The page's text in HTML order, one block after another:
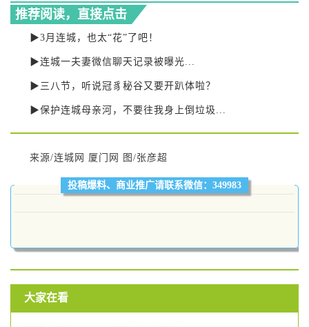
推荐阅读，直接点击
▶3月连城，也太“花”了吧！
▶连城一夫妻微信聊天记录被曝光...
▶三八节，听说冠豸秘谷又要开趴体啦？
▶保护连城母亲河，不要往我身上倒垃圾...
来源/连城网 厦门网 图/张彦超
投稿爆料、商业推广请联系微信：349983
大家在看